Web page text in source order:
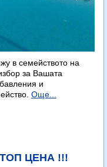
в семейството на
за Вашата
и
Още...
ТОП ЦЕНА !!!